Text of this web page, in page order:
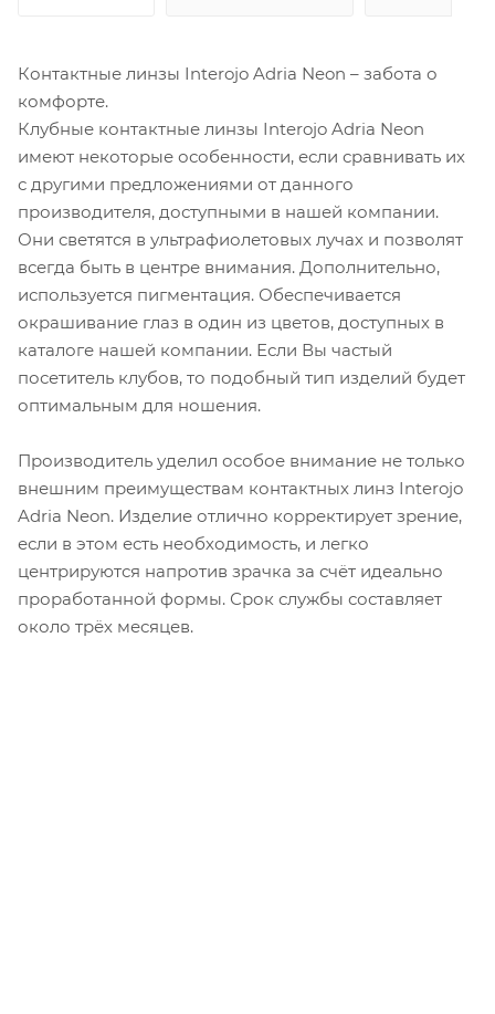
Контактные линзы Interojo Adria Neon – забота о
комфорте.
Клубные контактные линзы Interojo Adria Neon
имеют некоторые особенности, если сравнивать их
с другими предложениями от данного
производителя, доступными в нашей компании.
Они светятся в ультрафиолетовых лучах и позволят
всегда быть в центре внимания. Дополнительно,
используется пигментация. Обеспечивается
окрашивание глаз в один из цветов, доступных в
каталоге нашей компании. Если Вы частый
посетитель клубов, то подобный тип изделий будет
оптимальным для ношения.
Производитель уделил особое внимание не только
внешним преимуществам контактных линз Interojo
Adria Neon. Изделие отлично корректирует зрение,
если в этом есть необходимость, и легко
центрируются напротив зрачка за счёт идеально
проработанной формы. Срок службы составляет
около трёх месяцев.